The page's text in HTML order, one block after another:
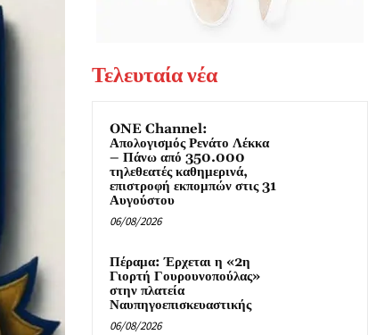
Τελευταία νέα
ONE Channel:
Απολογισμός Ρενάτο Λέκκα
– Πάνω από 350.000
τηλεθεατές καθημερινά,
επιστροφή εκπομπών στις 31
Αυγούστου
06/08/2026
Πέραμα: Έρχεται η «2η
Γιορτή Γουρουνοπούλας»
στην πλατεία
Ναυπηγοεπισκευαστικής
06/08/2026